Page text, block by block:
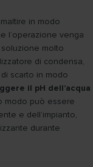
in modo
l’operazione venga
molto
di condensa,
scarto in modo
il pH dell’acqua
modo può essere
e dell’impianto,
durante